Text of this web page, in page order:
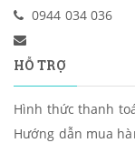
0944 034 036
HỖ TRỢ
Hình thức thanh
Hướng dẫn mua